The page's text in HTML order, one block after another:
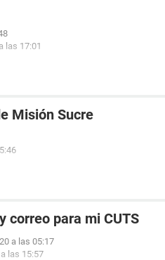
las 17:01
Misión Sucre
correo para mi CUTS
a las 05:17
las 15:57